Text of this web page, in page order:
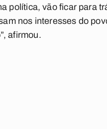
política, vão ficar para
nos interesses do
afirmou.